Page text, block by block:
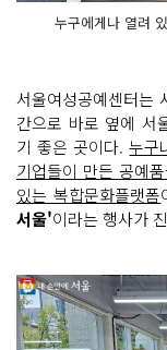
누구에게나 열려
서울여성공예센터는
간으로 바로 옆에 서
기 좋은 곳이다.누구
기업들이 만든 공예
있는 복합문화플랫폼
서울'이라는 행사가